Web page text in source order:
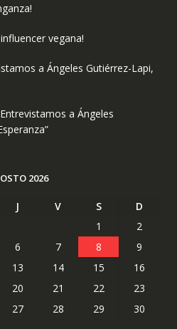
vegana!
a Ángeles Gutiérrez-Lapi,
Entrevistamos a Ángeles
2026
J V S
D
1
2
6 7 8
9
13 14 15
16
20 21 22
23
27 28 29
30